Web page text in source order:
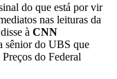
do que está por vir
nas leituras da
à CNN
sênior do UBS que
do Federal